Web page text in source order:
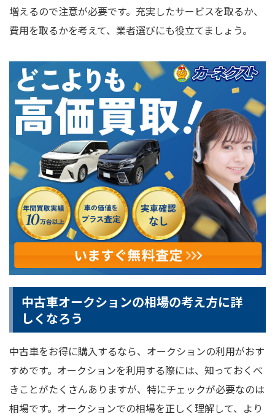
増えるので注意が必要です。充実したサービスを取るか、
費用を取るかを考えて、業者選びにも役立てましょう。
中古車オークションの相場の考え方に詳
しくなろう
中古車をお得に購入するなら、オークションの利用がおす
すめです。オークションを利用する際には、知っておくべ
きことがたくさんありますが、特にチェックが必要なのは
相場です。オークションでの相場を正しく理解して、より